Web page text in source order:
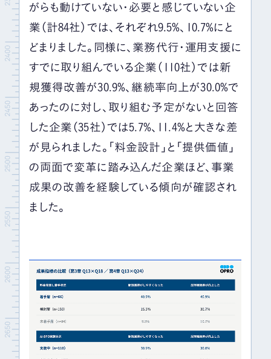
がらも動けていない・必要と感じていない企
業（計84社）では、それぞれ9.5%、10.7%にと
どまりました。同様に、業務代行・運用支援に
すでに取り組んでいる企業（110社）では新
規獲得改善が30.9%、継続率向上が30.0%で
あったのに対し、取り組む予定がないと回答
した企業（35社）では5.7%、11.4%と大きな差
が見られました。「料金設計」と「提供価値」
の両面で変革に踏み込んだ企業ほど、事業
成果の改善を経験している傾向が確認され
ました。